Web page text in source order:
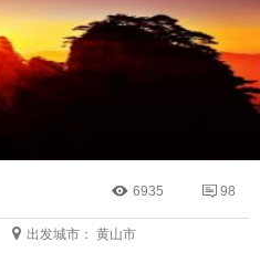
6935 98
出发城市： 黄山市